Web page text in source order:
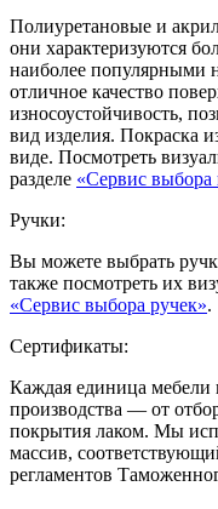
Полиуретановые и
они характеризуются
наиболее популярными
отличное качество
износоустойчивость,
вид изделия. Покраска
виде. Посмотреть
разделе «Сервис выбора
Ручки:
Вы можете выбрать
также посмотреть их
«Сервис выбора ручек».
Сертификаты:
Каждая единица мебели
производства — от
покрытия лаком. Мы
массив,
регламентов